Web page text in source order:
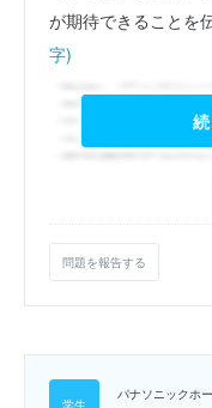
が期待できることを
字)
問題を報告する
パナソニックホ